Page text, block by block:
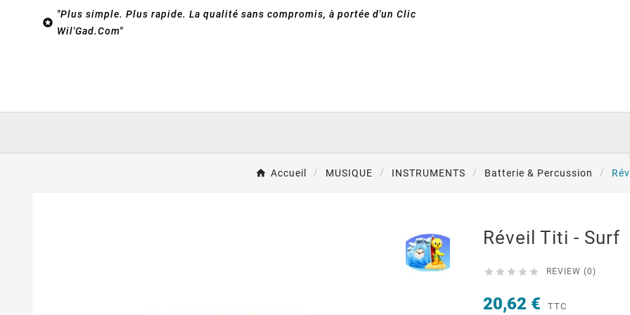

"Plus simple. Plus rapide. La qualité sans compromis, à portée d'un Clic
Wil'Gad.Com"
Accueil MUSIQUE INSTRUMENTS Batterie & Percussion
Réveil Titi - Surf
     REVIEW (0)
20,62 € TTC